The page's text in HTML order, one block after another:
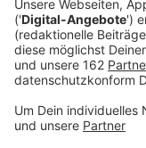
Anzeige
Der Bahnhof in
Jahr umgebaut
der